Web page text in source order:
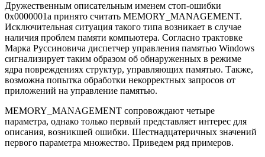
Дружественным описательным именем стоп-ошибки
0х0000001а принято считать MEMORY_MANAGEMENT.
Исключительная ситуация такого типа возникает в случае
наличия проблем памяти компьютера. Согласно трактовке
Марка Руссиновича диспетчер управления памятью Windows
сигнализирует таким образом об обнаруженных в режиме
ядра повреждениях структур, управляющих памятью. Также,
возможна попытка обработки некорректных запросов от
приложений на управление памятью.
MEMORY_MANAGEMENT сопровождают четыре
параметра, однако только первый представляет интерес для
описания, возникшей ошибки. Шестнадцатеричных значений
первого параметра множество. Приведем ряд примеров.